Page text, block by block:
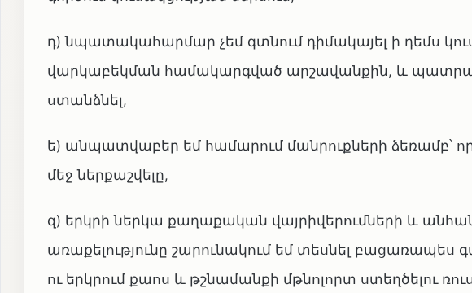
դ) նպատակահարմար չեմ գտնում դիմակայել ի դեմս
վարկաբեկման համակարգված արշավանքին, և
ստանձնել,
ե) անպատվաբեր եմ համարում մանրուքների ձեռամբ՝
մեջ ներքաշվելը,
զ) երկրի ներկա քաղաքական վայրիվերումների և
առաքելությունը շարունակում եմ տեսնել
ու երկրում քաոս և թշնամանքի մթնոլորտ ստեղծելու